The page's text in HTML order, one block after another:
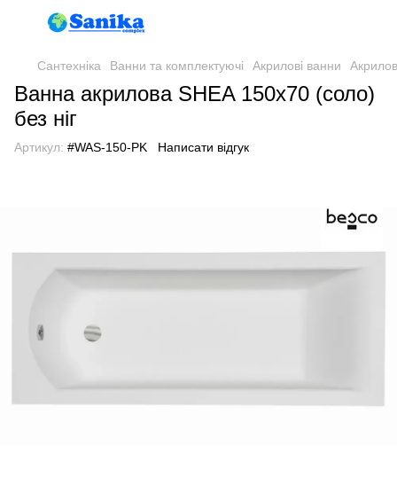
Сантехніка Ванни та комплектуючі Акрилові ванни
Ванна акрилова SHEA 150х70 (соло)
без ніг
Артикул: #WAS-150-PK Написати відгук